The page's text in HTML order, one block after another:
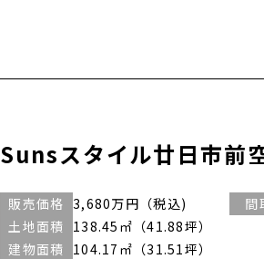
Sunsスタイル廿日市前
販売価格 3,680万円（税込)
間
土地面積 138.45㎡（41.88坪）
建物面積 104.17㎡（31.51坪）